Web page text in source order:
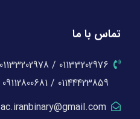
تماس با ما
01144423859 / 09112800681
ac.iranbinary@gmail.com